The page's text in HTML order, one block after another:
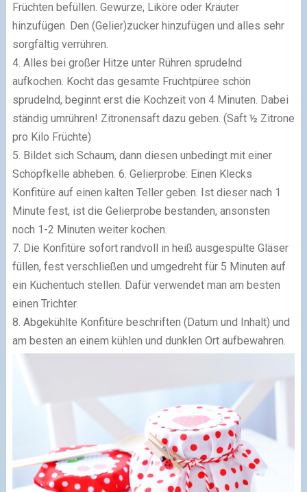
Früchten befüllen. Gewürze, Liköre oder Kräuter
hinzufügen. Den (Gelier)zucker hinzufügen und alles sehr
sorgfältig verrühren.
4. Alles bei großer Hitze unter Rühren sprudelnd
aufkochen. Kocht das gesamte Fruchtpüree schön
sprudelnd, beginnt erst die Kochzeit von 4 Minuten. Dabei
ständig umrühren! Zitronensaft dazu geben. (Saft ½ Zitrone
pro Kilo Früchte)
5. Bildet sich Schaum, dann diesen unbedingt mit einer
Schöpfkelle abheben. 6. Gelierprobe: Einen Klecks
Konfitüre auf einen kalten Teller geben. Ist dieser nach 1
Minute fest, ist die Gelierprobe bestanden, ansonsten
noch 1-2 Minuten weiter kochen.
7. Die Konfitüre sofort randvoll in heiß ausgespülte Gläser
füllen, fest verschließen und umgedreht für 5 Minuten auf
ein Küchentuch stellen. Dafür verwendet man am besten
einen Trichter.
8. Abgekühlte Konfitüre beschriften (Datum und Inhalt) und
am besten an einem kühlen und dunklen Ort aufbewahren.